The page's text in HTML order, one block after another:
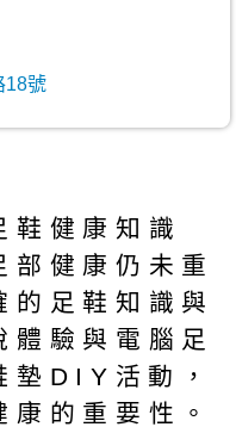
18號
鞋健康知識
部健康仍未重
的足鞋知識與
體驗與電腦足
墊DIY活動，
的重要性。